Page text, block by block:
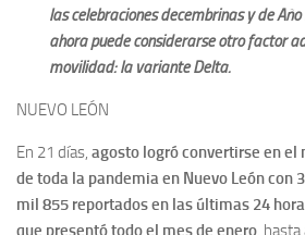
las celebraciones decembrinas y de
ahora puede considerarse otro factor
movilidad: la variante Delta.
NUEVO LEÓN
En 21 días, agosto logró convertirse en el
de toda la pandemia en Nuevo León con
mil 855 reportados en las últimas 24
que presentó todo el mes de enero,